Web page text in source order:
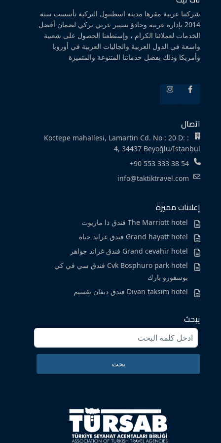
شركتنا عربية مقرها مدينة اسطنبول التركية تأسست سنة
2014 بإدارة عربية وحادؤ تسيير عربي تركي لضمان أفضل
الخدمات لعملائنا الكرام ، وإستطعنا الحصول على شعبية
واسعة في الدول العربية والجاليات العربية في أوروبا
وأمريكا وذلك بفضل خدماتنا المتنوعة والمتميزة
اتصال
Koctepe mahallesi, Lamartin Cd. No : 20 D: :
4, 34437 Beyoğlu/İstanbul
+90 553 333 38 54
info@taktiktravel.com
إعلانات مميزة
The Marriott hotel فندق ذا ماريوت
Grand hayatt hotel فندق غراند حياة
Grand cevahir hotel فندق غراند جواهر
Cvk Bosphuro park hotel فندق سي في كي
بوسفورو بارك
Divan taksim hotel فندق ديفان تقسيم
يبحث
Search
بحث